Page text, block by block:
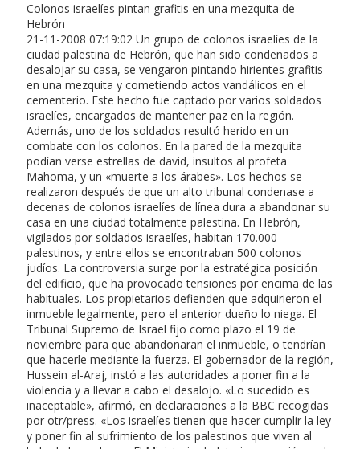
Colonos israelíes pintan grafitis en una mezquita de
Hebrón
21-11-2008 07:19:02 Un grupo de colonos israelíes de la
ciudad palestina de Hebrón, que han sido condenados a
desalojar su casa, se vengaron pintando hirientes grafitis
en una mezquita y cometiendo actos vandálicos en el
cementerio. Este hecho fue captado por varios soldados
israelíes, encargados de mantener paz en la región.
Además, uno de los soldados resultó herido en un
combate con los colonos. En la pared de la mezquita
podían verse estrellas de david, insultos al profeta
Mahoma, y un «muerte a los árabes». Los hechos se
realizaron después de que un alto tribunal condenase a
decenas de colonos israelíes de línea dura a abandonar su
casa en una ciudad totalmente palestina. En Hebrón,
vigilados por soldados israelíes, habitan 170.000
palestinos, y entre ellos se encontraban 500 colonos
judíos. La controversia surge por la estratégica posición
del edificio, que ha provocado tensiones por encima de las
habituales. Los propietarios defienden que adquirieron el
inmueble legalmente, pero el anterior dueño lo niega. El
Tribunal Supremo de Israel fijo como plazo el 19 de
noviembre para que abandonaran el inmueble, o tendrían
que hacerle mediante la fuerza. El gobernador de la región,
Hussein al-Araj, instó a las autoridades a poner fin a la
violencia y a llevar a cabo el desalojo. «Lo sucedido es
inaceptable», afirmó, en declaraciones a la BBC recogidas
por otr/press. «Los israelíes tienen que hacer cumplir la ley
y poner fin al sufrimiento de los palestinos que viven al